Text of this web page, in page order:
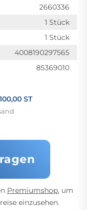
2660336
1 Stück
1 Stück
4008190297565
85369010
ST
Premiumshop, um
einzusehen.